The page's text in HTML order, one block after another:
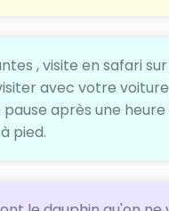
, visite en safari
avec votre
après une
pied.